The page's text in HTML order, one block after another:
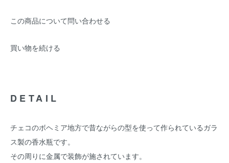
この商品について問い合わせる
買い物を続ける
DETAIL
チェコのボヘミア地方で昔ながらの型を使って作られているガラ
ス製の香水瓶です。
その周りに金属で装飾が施されています。